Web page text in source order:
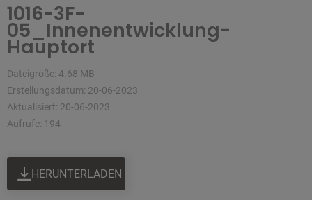
1016-3F-
05_Innenentwicklung-
Hauptort
Dateigröße: 4.68 MB
Erstellungsdatum: 20-06-2023
Aktualisiert: 20-06-2023
Aufrufe: 194
HERUNTERLADEN